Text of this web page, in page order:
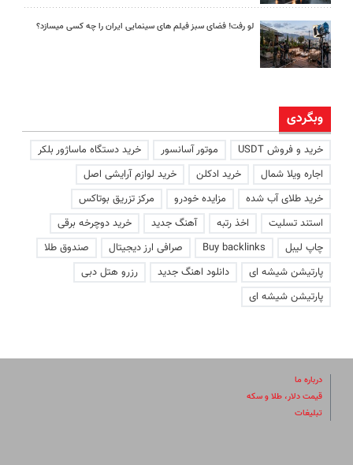
لو رفت! فضای سبز فیلم های سینمایی ایران را چه کسی میسازد؟
وبگردی
خرید و فروش USDT موتور آسانسور
خرید دستگاه ماساژور بلکر
اجاره ویلا شمال
خرید ادکلن
خرید لوازم آرایشی اصل
خرید طلای آب شده
مزایده خودرو
مرکز تزریق بوتاکس
استند تسلیت
اخذ رتبه آهنگ جدید
خرید دوچرخه برقی
چاپ لیبل
Buy backlinks صرافی ارز دیجیتال
صندوق طلا
پارتیشن شیشه ای
دانلود اهنگ جدید
رزرو هتل دبی
پارتیشن شیشه ای
درباره ما
قیمت دلار، طلا و سکه
تبلیغات